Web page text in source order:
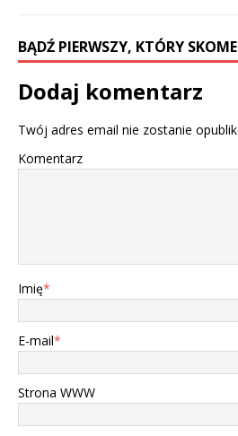
BĄDŹ PIERWSZY, KTÓRY
Dodaj komentarz
Twój adres email nie zostanie
Komentarz
Imię*
E-mail*
Strona WWW